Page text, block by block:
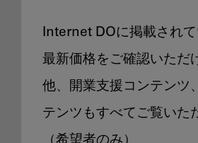
Internet DOに掲載され
最新価格をご確認いただ
他、開業支援コンテンツ
テンツもすべてご覧いた